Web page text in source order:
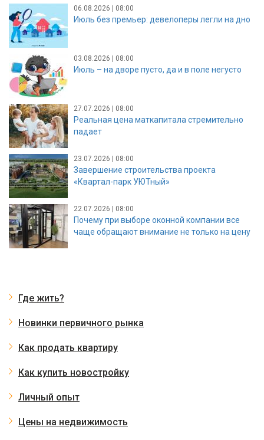
06.08.2026 | 08:00
Июль без премьер: девелоперы легли на дно
03.08.2026 | 08:00
Июль – на дворе пусто, да и в поле негусто
27.07.2026 | 08:00
Реальная цена маткапитала стремительно
падает
23.07.2026 | 08:00
Завершение строительства проекта
«Квартал-парк УЮТный»
22.07.2026 | 08:00
Почему при выборе оконной компании все
чаще обращают внимание не только на цену
Где жить?
Новинки первичного рынка
Как продать квартиру
Как купить новостройку
Личный опыт
Цены на недвижимость